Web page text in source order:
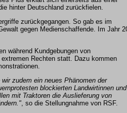
hinter Deutschland zurückfielen.
zurückgegangen. So gab es im
gegen Medienschaffende. Im Jahr
während Kundgebungen von
Rechten statt. Dazu kommen
zudem ein neues Phänomen der
blockierten Landwirtinnen und
mit Traktoren die Auslieferung von
, so die Stellungnahme von RSF.